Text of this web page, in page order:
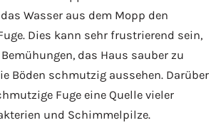
Wasser aus dem Mopp den
Dies kann sehr frustrierend sein,
das Haus sauber zu
Böden schmutzig aussehen. Darüber
Fuge eine Quelle vieler
und Schimmelpilze.